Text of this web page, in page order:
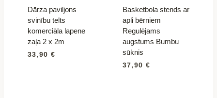
Dārza paviljons
svinību telts
komerciāla lapene
zaļa 2 x 2m
33,90 €
Basketbola stends ar
apli bērniem
Regulējams
augstums Bumbu
sūknis
37,90 €